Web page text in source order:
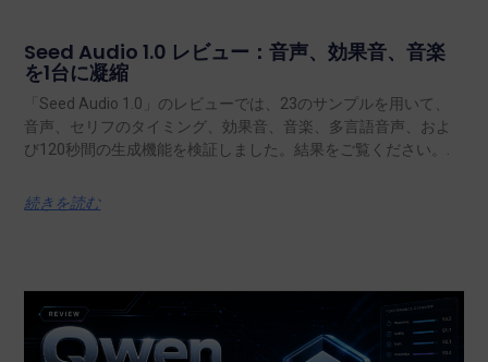
Seed Audio 1.0 レビュー：音声、効果音、音楽
を1台に凝縮
「Seed Audio 1.0」のレビューでは、23のサンプルを用いて、
音声、セリフのタイミング、効果音、音楽、多言語音声、およ
び120秒間の生成機能を検証しました。結果をご覧ください。.
続きを読む